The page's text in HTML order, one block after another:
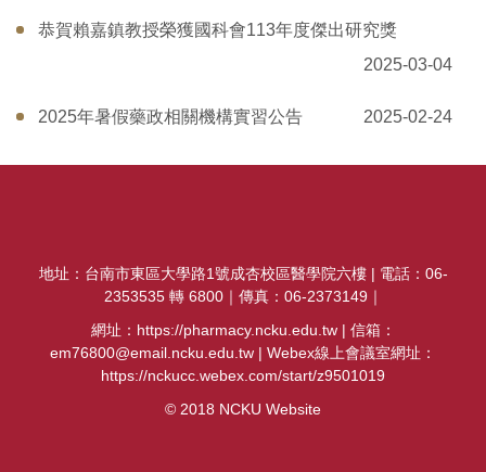
恭賀賴嘉鎮教授榮獲國科會113年度傑出研究獎
2025-03-04
2025年暑假藥政相關機構實習公告 2025-02-24
地址：台南市東區大學路1號成杏校區醫學院六樓 | 電話：06-
2353535 轉 6800｜傳真：06-2373149｜
網址：https://pharmacy.ncku.edu.tw | 信箱：
em76800@email.ncku.edu.tw | Webex線上會議室網址：
https://nckucc.webex.com/start/z9501019
© 2018 NCKU Website